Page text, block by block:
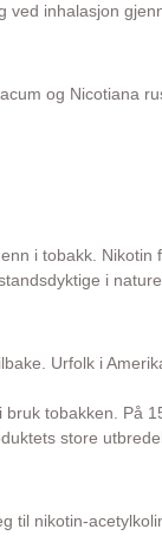
inhalasjon
og Nicotiana
i tobakk.
i
Urfolk i
tobakken. På
store
til nikotin-